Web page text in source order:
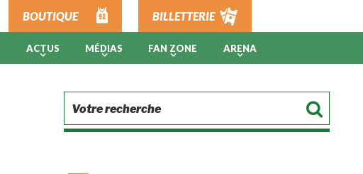
BOUTIQUE BILLETTERIE
ACTUS MÉDIAS FAN ZONE ARENA